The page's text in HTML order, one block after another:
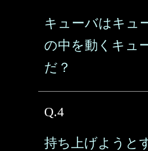
キューバはキュ
の中を動くキュ
だ？
Q.4
持ち上げようと